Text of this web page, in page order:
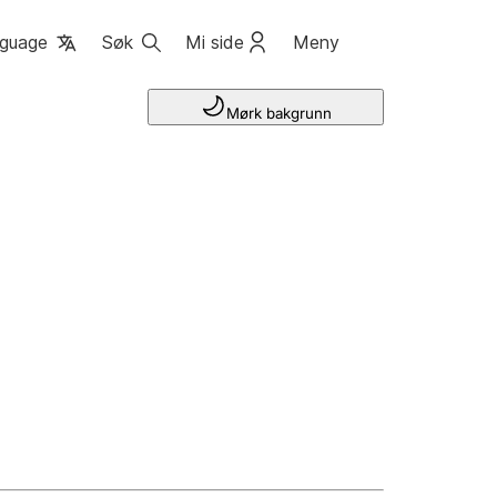
Søk Mi side Meny
Mørk bakgrunn